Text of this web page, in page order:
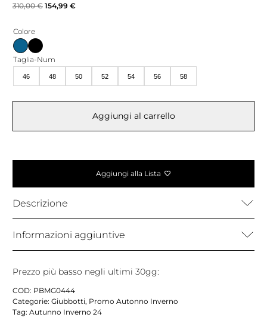
310,00€ Il
era:
310,00 €.
154,99 €Il
154,99 €.
Colore
Taglia-Num
46 48 50 52 54 56 58
Aggiungi al carrello
Aggiungi alla Lista
Descrizione
Informazioni aggiuntive
Prezzo più basso negli ultimi 30gg:
COD: PBMG0444
Categorie: Giubbotti, Promo Autonno Inverno
Tag: Autunno Inverno 24